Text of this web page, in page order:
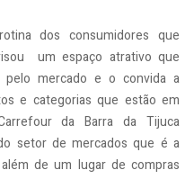
dos consumidores que
um espaço atrativo que
pelo mercado e o convida a
e categorias que estão em
da Barra da Tijuca
setor de mercados que é a
de um lugar de compras